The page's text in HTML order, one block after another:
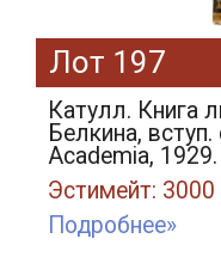
Лот 197
Катулл. Книга
Белкина,
Academia, 1929.
Эстимейт: 3000
Подробнее»